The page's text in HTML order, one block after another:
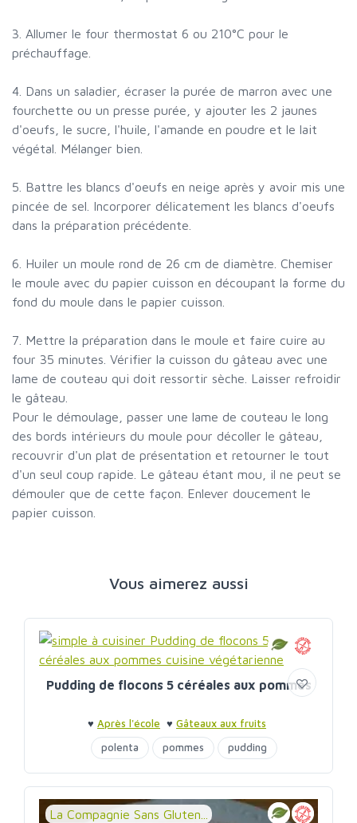
3. Allumer le four thermostat 6 ou 210°C pour le
préchauffage.
4. Dans un saladier, écraser la purée de marron avec une
fourchette ou un presse purée, y ajouter les 2 jaunes
d'oeufs, le sucre, l'huile, l'amande en poudre et le lait
végétal. Mélanger bien.
5. Battre les blancs d'oeufs en neige après y avoir mis une
pincée de sel. Incorporer délicatement les blancs d'oeufs
dans la préparation précédente.
6. Huiler un moule rond de 26 cm de diamètre. Chemiser
le moule avec du papier cuisson en découpant la forme du
fond du moule dans le papier cuisson.
7. Mettre la préparation dans le moule et faire cuire au
four 35 minutes. Vérifier la cuisson du gâteau avec une
lame de couteau qui doit ressortir sèche. Laisser refroidir
le gâteau.
Pour le démoulage, passer une lame de couteau le long
des bords intérieurs du moule pour décoller le gâteau,
recouvrir d'un plat de présentation et retourner le tout
d'un seul coup rapide. Le gâteau étant mou, il ne peut se
démouler que de cette façon. Enlever doucement le
papier cuisson.
Vous aimerez aussi
Pudding de flocons 5 céréales aux pommes
♥ Après l'école ♥ Gâteaux aux fruits
polenta
pommes pudding
La Compagnie Sans Gluten...